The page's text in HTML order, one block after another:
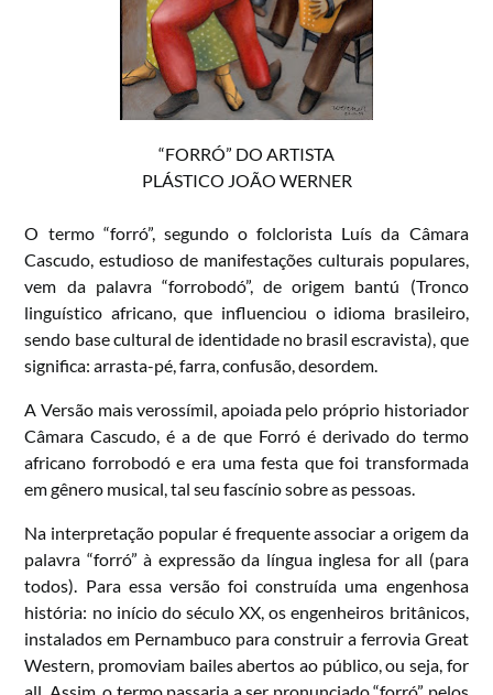
“FORRÓ” DO ARTISTA
PLÁSTICO JOÃO WERNER
O termo “forró”, segundo o folclorista Luís da Câmara
Cascudo, estudioso de manifestações culturais populares,
vem da palavra “forrobodó”, de origem bantú (Tronco
linguístico africano, que influenciou o idioma brasileiro,
sendo base cultural de identidade no brasil escravista), que
significa: arrasta-pé, farra, confusão, desordem.
A Versão mais verossímil, apoiada pelo próprio historiador
Câmara Cascudo, é a de que Forró é derivado do termo
africano forrobodó e era uma festa que foi transformada
em gênero musical, tal seu fascínio sobre as pessoas.
Na interpretação popular é frequente associar a origem da
palavra “forró” à expressão da língua inglesa for all (para
todos). Para essa versão foi construída uma engenhosa
história: no início do século XX, os engenheiros britânicos,
instalados em Pernambuco para construir a ferrovia Great
Western, promoviam bailes abertos ao público, ou seja, for
all. Assim, o termo passaria a ser pronunciado “forró” pelos